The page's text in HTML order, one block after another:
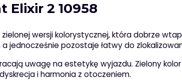
Elixir 2 10958
wersji kolorystycznej, która dobrze
jednocześnie pozostaje łatwy do
uwagę na estetykę wyjazdu. Zielony
i harmonia z otoczeniem.